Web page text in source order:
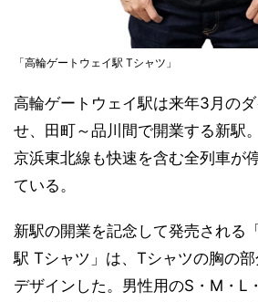
「高輪ゲートウェイ駅 Tシャツ」
高輪ゲートウェイ駅は来年3月の
せ、田町～品川間で開業する新駅
京浜東北線も快速を含む全列車が
ている。
新駅の開業を記念して発売される
駅 Tシャツ」は、Tシャツの胸の
デザインした。男性用のS・M・L